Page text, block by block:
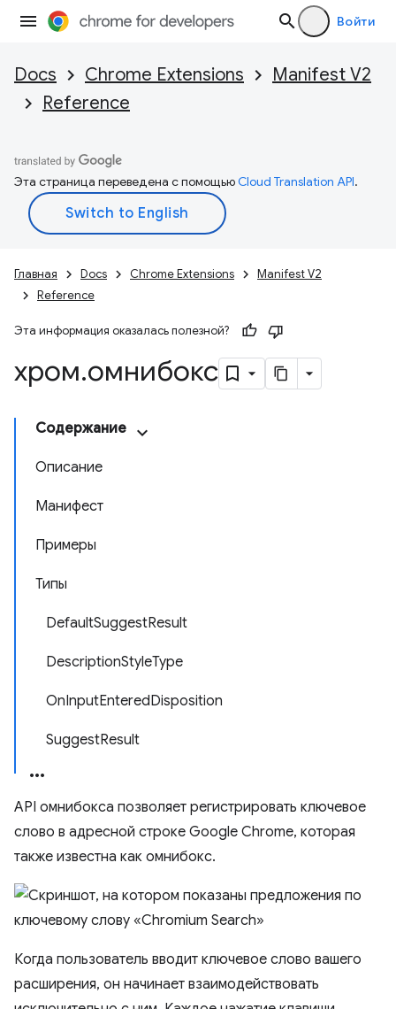
Войти
Docs Chrome Extensions
Manifest V2
Reference
Эта страница переведена с помощьюCloud Translation API.
Главная Docs Chrome Extensions
Manifest V2
Reference
Эта информация оказалась полезной?
хром.омнибокс
Содержание
Описание
Манифест
Примеры
Типы
DefaultSuggestResult
DescriptionStyleType
OnInputEnteredDisposition
SuggestResult
API омнибокса позволяет регистрировать ключевое
слово в адресной строке Google Chrome, которая
также известна как омнибокс.
Когда пользователь вводит ключевое слово вашего
расширения, он начинает взаимодействовать